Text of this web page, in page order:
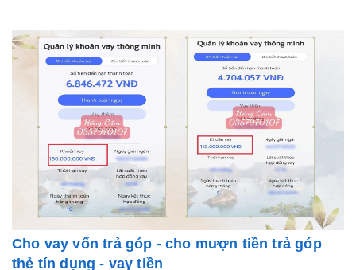
Cho vay vốn trả góp - cho mượn tiền trả góp
thẻ tín dụng - vay tiền